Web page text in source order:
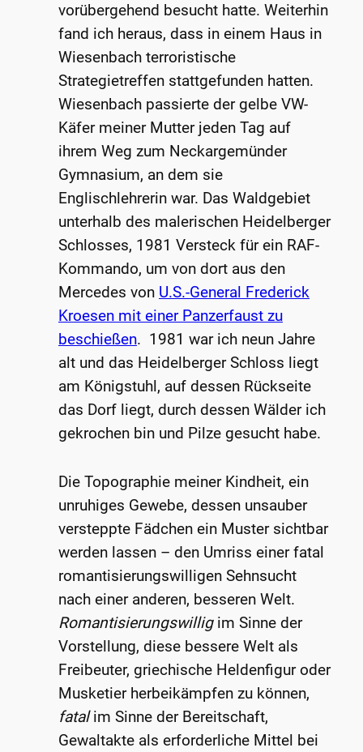
vorübergehend besucht hatte. Weiterhin
fand ich heraus, dass in einem Haus in
Wiesenbach terroristische
Strategietreffen stattgefunden hatten.
Wiesenbach passierte der gelbe VW-
Käfer meiner Mutter jeden Tag auf
ihrem Weg zum Neckargemünder
Gymnasium, an dem sie
Englischlehrerin war. Das Waldgebiet
unterhalb des malerischen Heidelberger
Schlosses, 1981 Versteck für ein RAF-
Kommando, um von dort aus den
Mercedes von U.S.-General Frederick
Kroesen mit einer Panzerfaust zu
beschießen. 1981 war ich neun Jahre
alt und das Heidelberger Schloss liegt
am Königstuhl, auf dessen Rückseite
das Dorf liegt, durch dessen Wälder ich
gekrochen bin und Pilze gesucht habe.
Die Topographie meiner Kindheit, ein
unruhiges Gewebe, dessen unsauber
versteppte Fädchen ein Muster sichtbar
werden lassen – den Umriss einer fatal
romantisierungswilligen Sehnsucht
nach einer anderen, besseren Welt.
Romantisierungswillig im Sinne der
Vorstellung, diese bessere Welt als
Freibeuter, griechische Heldenfigur oder
Musketier herbeikämpfen zu können,
fatalim Sinne der Bereitschaft,
Gewaltakte als erforderliche Mittel bei